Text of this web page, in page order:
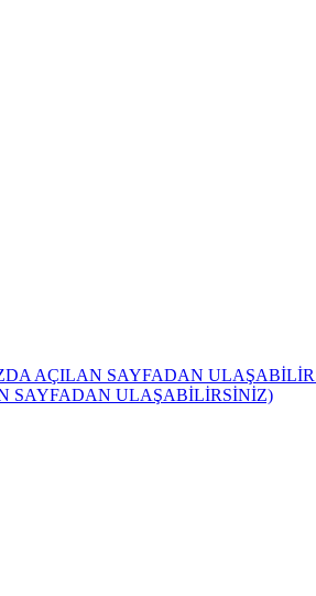
AÇILAN SAYFADAN
SAYFADAN ULAŞABİLİRSİNİZ)